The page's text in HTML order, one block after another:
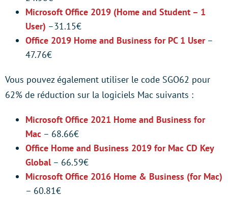
Microsoft Office 2019 (Home and Student – 1
User) –31.15€
Office 2019 Home and Business for PC 1 User–
47.76€
Vous pouvez également utiliser le code SGO62 pour
62% de réduction sur la logiciels Mac suivants :
Microsoft Office 2021 Home and Business for
Mac – 68.66€
Office Home and Business 2019 for Mac CD Key
Global– 66.59€
Microsoft Office 2016 Home & Business (for Mac)
– 60.81€